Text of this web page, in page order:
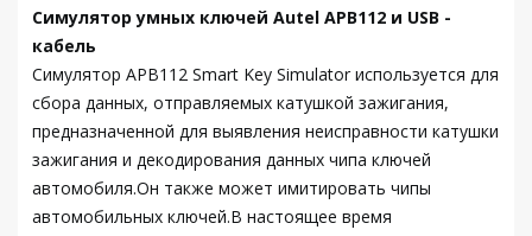
Симулятор умных ключей Autel APB112 и USB -
кабель
Симулятор APB112 Smart Key Simulator используется для
сбора данных, отправляемых катушкой зажигания,
предназначенной для выявления неисправности катушки
зажигания и декодирования данных чипа ключей
автомобиля.Он также может имитировать чипы
автомобильных ключей.В настоящее время